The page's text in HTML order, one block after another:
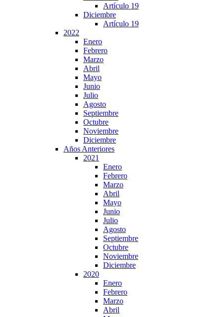
Artículo 19
Diciembre
Artículo 19
2022
Enero
Febrero
Marzo
Abril
Mayo
Junio
Julio
Agosto
Septiembre
Octubre
Noviembre
Diciembre
Años Anteriores
2021
Enero
Febrero
Marzo
Abril
Mayo
Junio
Julio
Agosto
Septiembre
Octubre
Noviembre
Diciembre
2020
Enero
Febrero
Marzo
Abril